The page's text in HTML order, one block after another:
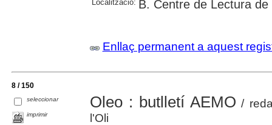
Localització: B. Centre de Lectura de
Enllaç permanent a aquest
8 / 150
seleccionar
imprimir
Oleo : butlletí AEMO /
l'Oli